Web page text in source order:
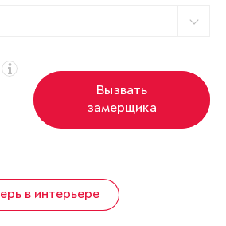
Вызвать
замерщика
в интерьере